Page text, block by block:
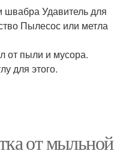
Удавитель для
Пылесос или метла
от пыли и мусора.
для этого.
от мыльной